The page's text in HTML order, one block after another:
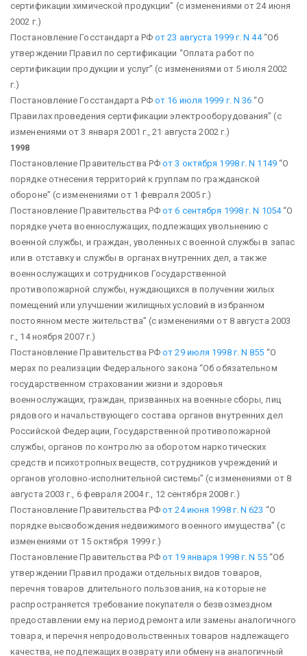
сертификации химической продукции” (с изменениями от 24 июня
2002 г.)
Постановление Госстандарта РФ от 23 августа 1999 г. N 44“Об
утверждении Правил по сертификации “Оплата работ по
сертификации продукции и услуг” (с изменениями от 5 июля 2002
г.)
Постановление Госстандарта РФ от 16 июля 1999 г. N 36 “О
Правилах проведения сертификации электрооборудования” (с
изменениями от 3 января 2001 г., 21 августа 2002 г.)
1998
Постановление Правительства РФот 3 октября 1998 г. N 1149“О
порядке отнесения территорий к группам по гражданской
обороне” (с изменениями от 1 февраля 2005 г.)
Постановление Правительства РФот 6 сентября 1998 г. N 1054“О
порядке учета военнослужащих, подлежащих увольнению с
военной службы, и граждан, уволенных с военной службы в запас
или в отставку и службы в органах внутренних дел, а также
военнослужащих и сотрудников Государственной
противопожарной службы, нуждающихся в получении жилых
помещений или улучшении жилищных условий в избранном
постоянном месте жительства” (с изменениями от 8 августа 2003
г., 14 ноября 2007 г.)
Постановление Правительства РФот 29 июля 1998 г. N 855 “О
мерах по реализации Федерального закона “Об обязательном
государственном страховании жизни и здоровья
военнослужащих, граждан, призванных на военные сборы, лиц
рядового и начальствующего состава органов внутренних дел
Российской Федерации, Государственной противопожарной
службы, органов по контролю за оборотом наркотических
средств и психотропных веществ, сотрудников учреждений и
органов уголовно-исполнительной системы” (с изменениями от 8
августа 2003 г., 6 февраля 2004 г., 12 сентября 2008 г.)
Постановление Правительства РФот 24 июня 1998 г. N 623 “О
порядке высвобождения недвижимого военного имущества” (с
изменениями от 15 октября 1999 г.)
Постановление Правительства РФот 19 января 1998 г. N 55“Об
утверждении Правил продажи отдельных видов товаров,
перечня товаров длительного пользования, на которые не
распространяется требование покупателя о безвозмездном
предоставлении ему на период ремонта или замены аналогичного
товара, и перечня непродовольственных товаров надлежащего
качества, не подлежащих возврату или обмену на аналогичный